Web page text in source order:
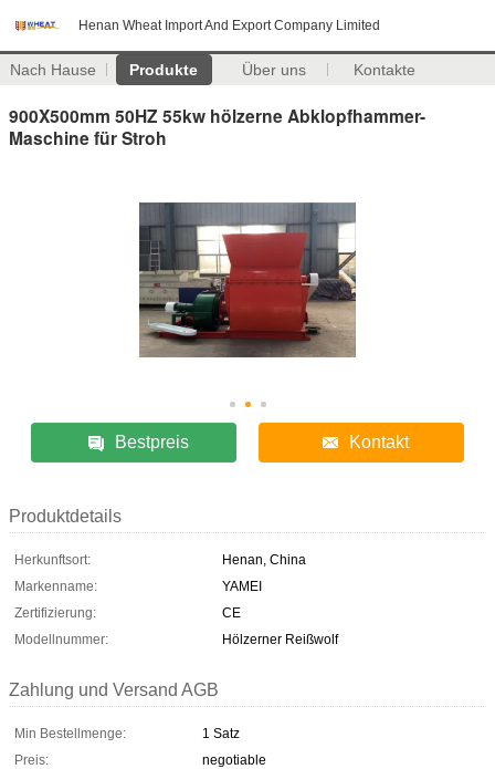
Henan Wheat Import And Export Company Limited
Nach Hause Produkte Über uns Kontakte
900X500mm 50HZ 55kw hölzerne Abklopfhammer-
Maschine für Stroh
Bestpreis Kontakt
Produktdetails
Herkunftsort:
Henan, China
Markenname:
YAMEI
Zertifizierung:
CE
Modellnummer:
Hölzerner Reißwolf
Zahlung und Versand AGB
Min Bestellmenge:
1 Satz
Preis:
negotiable